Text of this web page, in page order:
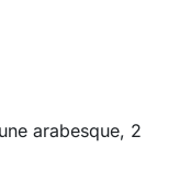
arabesque, 2